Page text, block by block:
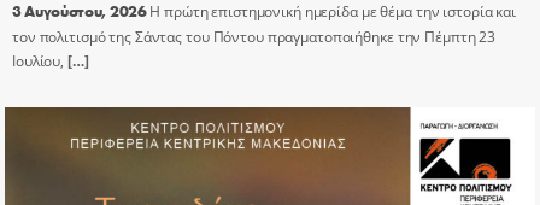
3 Αυγούστου, 2026 Η πρώτη επιστημονική ημερίδα με θέμα την ιστορία και
τον πολιτισμό της Σάντας του Πόντου πραγματοποιήθηκε την Πέμπτη 23
Ιουλίου, […]